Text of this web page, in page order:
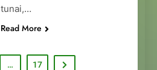
tunai,…
Read More
… 17